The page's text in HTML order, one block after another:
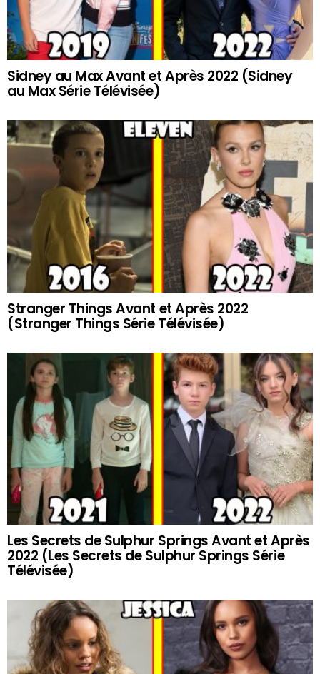
Sidney au Max Avant et Après 2022 (Sidney
au Max Série Télévisée)
Stranger Things Avant et Après 2022
(Stranger Things Série Télévisée)
Les Secrets de Sulphur Springs Avant et Après
2022 (Les Secrets de Sulphur Springs Série
Télévisée)